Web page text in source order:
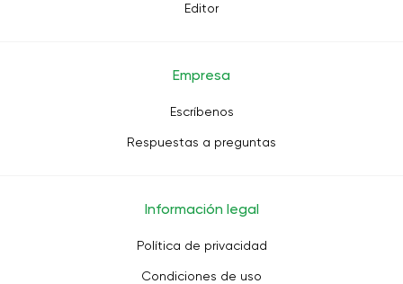
Editor
Empresa
Escríbenos
Respuestas a preguntas
Información legal
Política de privacidad
Condiciones de uso